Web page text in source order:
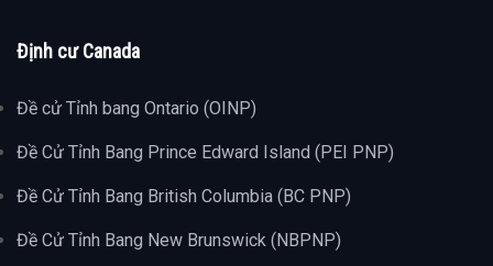
Định cư Canada
Đề cử Tỉnh bang Ontario (OINP)
Đề Cử Tỉnh Bang Prince Edward Island (PEI PNP)
Đề Cử Tỉnh Bang British Columbia (BC PNP)
Đề Cử Tỉnh Bang New Brunswick (NBPNP)